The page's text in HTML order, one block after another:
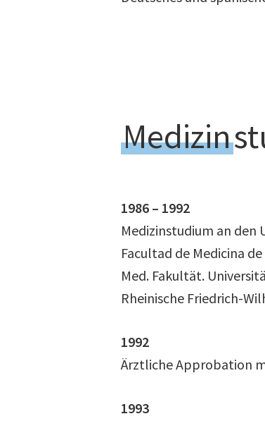
Medizin
1986 – 1992
Medizinstudium an den
Facultad de Medicina
Med. Fakultät.
Rheinische Friedrich-
1992
Ärztliche Approbation
1993